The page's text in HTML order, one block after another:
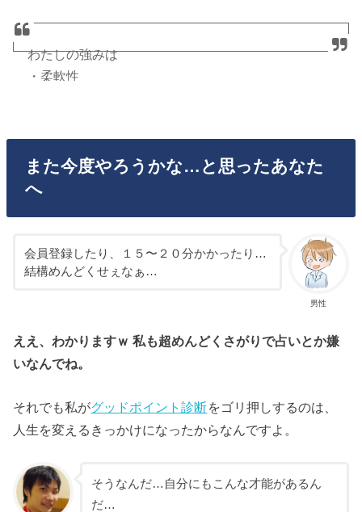
わたしの強みは
・柔軟性
・決断力
・親密性
https://t.co/Kx54JUyEys
また今度やろうかな…と思ったあなた
へ
男性
会員登録したり、１５〜２０分かかったり…
結構めんどくせぇなぁ…
ええ、わかりますｗ 私も超めんどくさがりで占いとか嫌
いなんでね。
それでも私がグッドポイント診断をゴリ押しするのは、
人生を変えるきっかけになったからなんですよ。
そうなんだ…自分にもこんな才能があるん
だ…